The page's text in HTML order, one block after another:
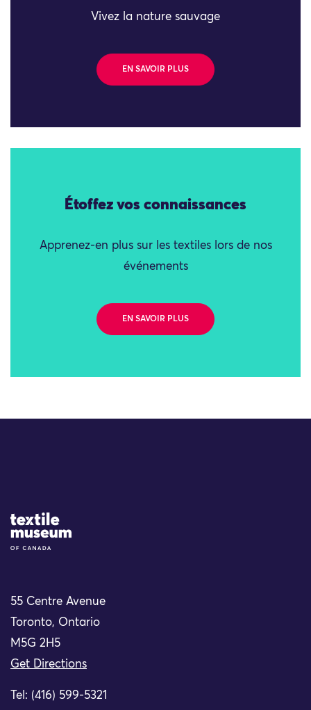
Vivez la nature sauvage
EN SAVOIR PLUS
Étoffez vos connaissances
Apprenez-en plus sur les textiles lors de nos
événements
EN SAVOIR PLUS
Site Logo
55 Centre Avenue
Toronto, Ontario
M5G 2H5
Get Directions
Tel: (416) 599-5321